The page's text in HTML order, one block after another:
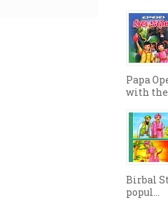
Papa
with the
Birbal
popul...